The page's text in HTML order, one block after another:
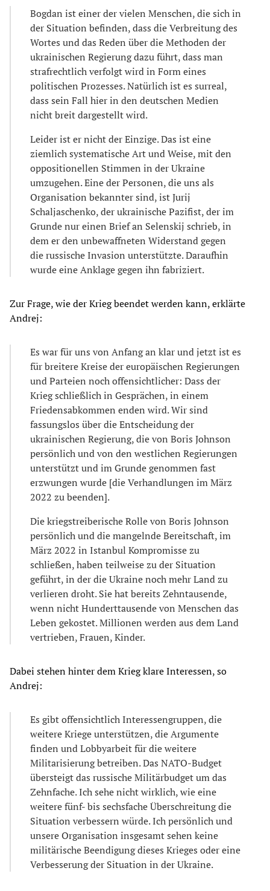
Bogdan ist einer der vielen Menschen, die sich in
der Situation befinden, dass die Verbreitung des
Wortes und das Reden über die Methoden der
ukrainischen Regierung dazu führt, dass man
strafrechtlich verfolgt wird in Form eines
politischen Prozesses. Natürlich ist es surreal,
dass sein Fall hier in den deutschen Medien
nicht breit dargestellt wird.
Leider ist er nicht der Einzige. Das ist eine
ziemlich systematische Art und Weise, mit den
oppositionellen Stimmen in der Ukraine
umzugehen. Eine der Personen, die uns als
Organisation bekannter sind, ist Jurij
Schaljaschenko, der ukrainische Pazifist, der im
Grunde nur einen Brief an Selenskij schrieb, in
dem er den unbewaffneten Widerstand gegen
die russische Invasion unterstützte. Daraufhin
wurde eine Anklage gegen ihn fabriziert.
Zur Frage, wie der Krieg beendet werden kann, erklärte
Andrej:
Es war für uns von Anfang an klar und jetzt ist es
für breitere Kreise der europäischen Regierungen
und Parteien noch offensichtlicher: Dass der
Krieg schließlich in Gesprächen, in einem
Friedensabkommen enden wird. Wir sind
fassungslos über die Entscheidung der
ukrainischen Regierung, die von Boris Johnson
persönlich und von den westlichen Regierungen
unterstützt und im Grunde genommen fast
erzwungen wurde [die Verhandlungen im März
2022 zu beenden].
Die kriegstreiberische Rolle von Boris Johnson
persönlich und die mangelnde Bereitschaft, im
März 2022 in Istanbul Kompromisse zu
schließen, haben teilweise zu der Situation
geführt, in der die Ukraine noch mehr Land zu
verlieren droht. Sie hat bereits Zehntausende,
wenn nicht Hunderttausende von Menschen das
Leben gekostet. Millionen werden aus dem Land
vertrieben, Frauen, Kinder.
Dabei stehen hinter dem Krieg klare Interessen, so
Andrej:
Es gibt offensichtlich Interessengruppen, die
weitere Kriege unterstützen, die Argumente
finden und Lobbyarbeit für die weitere
Militarisierung betreiben. Das NATO-Budget
übersteigt das russische Militärbudget um das
Zehnfache. Ich sehe nicht wirklich, wie eine
weitere fünf- bis sechsfache Überschreitung die
Situation verbessern würde. Ich persönlich und
unsere Organisation insgesamt sehen keine
militärische Beendigung dieses Krieges oder eine
Verbesserung der Situation in der Ukraine.